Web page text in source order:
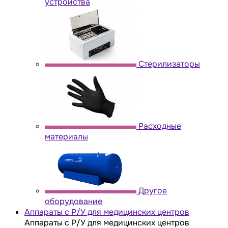
Стерилизаторы
Расходные
материалы
Другое
оборудование
Аппараты с Р/У для медицинских центров
Аппараты с Р/У для медицинских центров